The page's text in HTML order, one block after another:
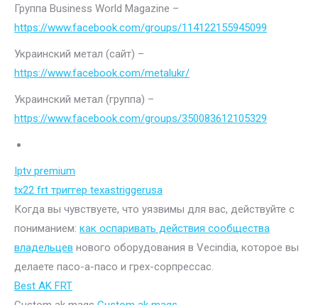
Группа Business World Magazine –
https://www.facebook.com/groups/114122155945099
Украинский метал (сайт) –
https://www.facebook.com/metalukr/
Украинский метал (группа) –
https://www.facebook.com/groups/350083612105329
Iptv premium
tx22 frt триггер texastriggerusa
Когда вы чувствуете, что уязвимы для вас, действуйте с
пониманием: как оспаривать действия сообщества
владельцев нового оборудования в Vecindia, которое вы
делаете пасо-а-пасо и грех-сорпрессас.
Best AK FRT